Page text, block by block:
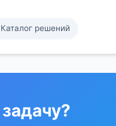
Каталог решений